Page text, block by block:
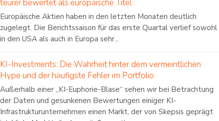
teurer bewertet als europäische Titel
Europäische Aktien haben in den letzten Monaten deutlich
zugelegt. Die Berichtssaison für das erste Quartal verlief sowohl
in den USA als auch in Europa sehr...
KI-Investments: Die Wahrheit hinter dem vermeintlichen
Hype und der häufigste Fehler im Portfolio
Außerhalb einer „KI-Euphorie-Blase“ sehen wir bei Betrachtung
der Daten und gesunkenen Bewertungen einiger KI-
Infrastrukturunternehmen einen Markt, der von Skepsis geprägt